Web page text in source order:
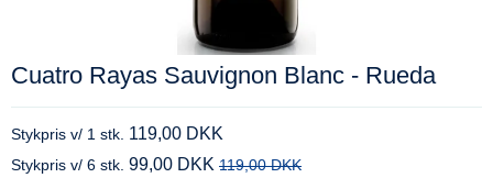
Cuatro Rayas Sauvignon Blanc - Rueda
Stykpris v/ 1 stk. 119,00 DKK
Stykpris v/ 6 stk. 99,00 DKK 119,00 DKK